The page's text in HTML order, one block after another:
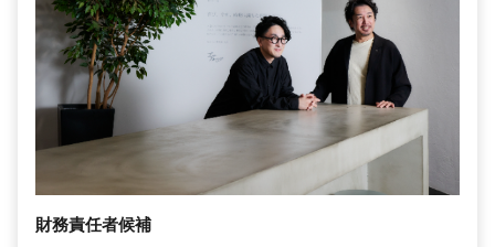
財務責任者候補